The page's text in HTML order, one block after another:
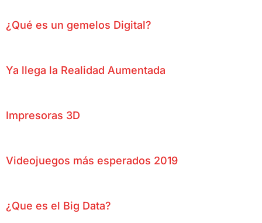
¿Qué es un gemelos Digital?
Ya llega la Realidad Aumentada
Impresoras 3D
Videojuegos más esperados 2019
¿Que es el Big Data?